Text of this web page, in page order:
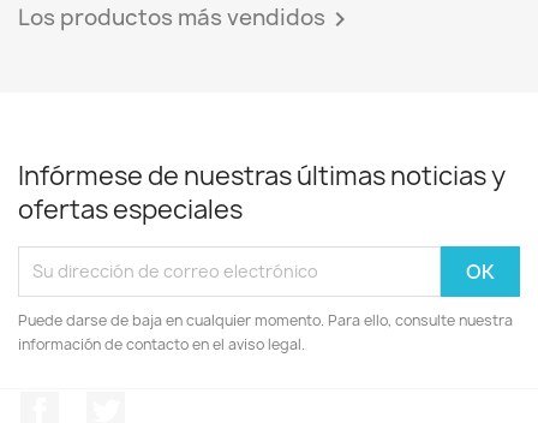
Los productos más vendidos 
Infórmese de nuestras últimas noticias y
ofertas especiales
Puede darse de baja en cualquier momento. Para ello, consulte nuestra
información de contacto en el aviso legal.